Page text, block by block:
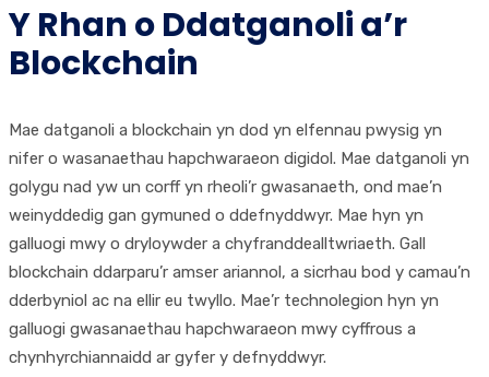
Y Rhan o Ddatganoli a’r
Blockchain
Mae datganoli a blockchain yn dod yn elfennau pwysig yn
nifer o wasanaethau hapchwaraeon digidol. Mae datganoli yn
golygu nad yw un corff yn rheoli’r gwasanaeth, ond mae’n
weinyddedig gan gymuned o ddefnyddwyr. Mae hyn yn
galluogi mwy o dryloywder a chyfranddealltwriaeth. Gall
blockchain ddarparu’r amser ariannol, a sicrhau bod y camau’n
dderbyniol ac na ellir eu twyllo. Mae’r technolegion hyn yn
galluogi gwasanaethau hapchwaraeon mwy cyffrous a
chynhyrchiannaidd ar gyfer y defnyddwyr.